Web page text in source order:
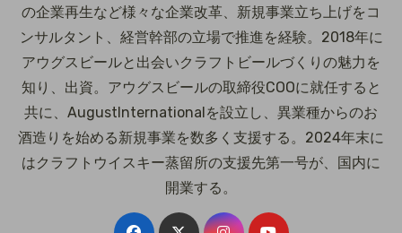
の企業再生など様々な企業改革、新規事業立ち上げをコ
ンサルタント、経営幹部の立場で推進を経験。2018年に
アウグスビールと出会いクラフトビールづくりの魅力を
知り、出資。アウグスビールの取締役COOに就任すると
共に、AugustInternationalを設立し、異業種からのお
酒造りを始める新規事業を数多く支援する。2024年末に
はクラフトウイスキー蒸留所の支援先第一号が、国内に
開業する。